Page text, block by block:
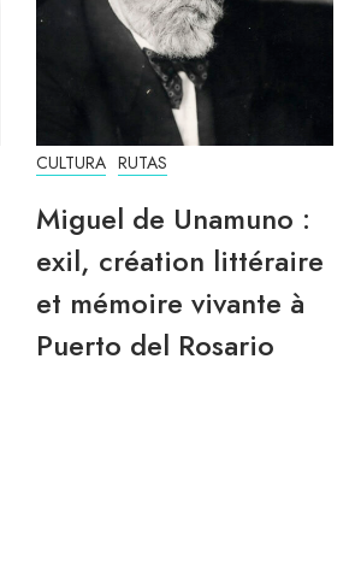
CULTURA RUTAS
Miguel de Unamuno :
exil, création littéraire
et mémoire vivante à
Puerto del Rosario